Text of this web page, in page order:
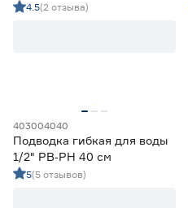
4.5(2 отзыва)
403004040
Подводка гибкая для воды
1/2" РВ‑РН 40 см
5(5 отзывов)